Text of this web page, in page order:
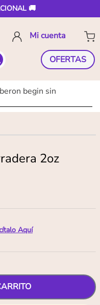
🚚
OFERTAS
begin sin
2oz
Aquí